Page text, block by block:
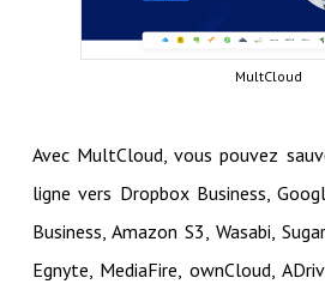
MultCloud
Avec MultCloud, vous pouvez
ligne vers Dropbox Business,
Business, Amazon S3, Wasabi,
Egnyte, MediaFire, ownCloud,